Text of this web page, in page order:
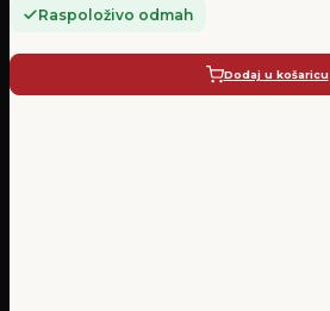
Raspoloživo odmah
Dodaj u košaricu